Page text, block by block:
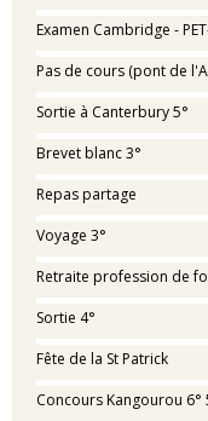
Examen Cambridge -
Pas de cours (pont de
Sortie à Canterbury 5°
Brevet blanc 3°
Repas partage
Voyage 3°
Retraite profession de
Sortie 4°
Fête de la St Patrick
Concours Kangourou 6°